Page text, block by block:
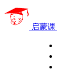
启蒙课